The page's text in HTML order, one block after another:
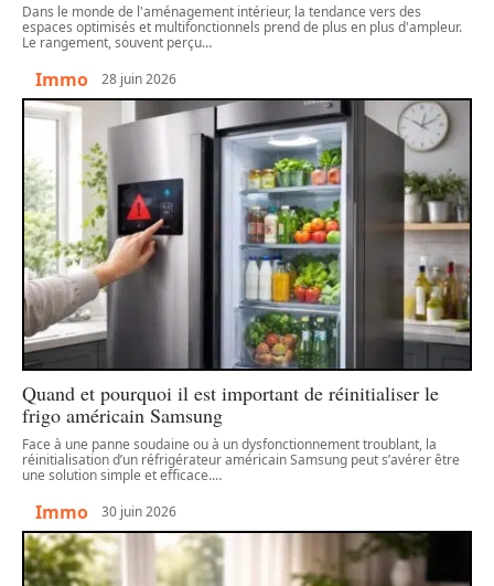
Dans le monde de l'aménagement intérieur, la tendance vers des
espaces optimisés et multifonctionnels prend de plus en plus d'ampleur.
Le rangement, souvent perçu…
Immo 28 juin 2026
Quand et pourquoi il est important de réinitialiser le
frigo américain Samsung
Face à une panne soudaine ou à un dysfonctionnement troublant, la
réinitialisation d’un réfrigérateur américain Samsung peut s’avérer être
une solution simple et efficace.…
Immo 30 juin 2026